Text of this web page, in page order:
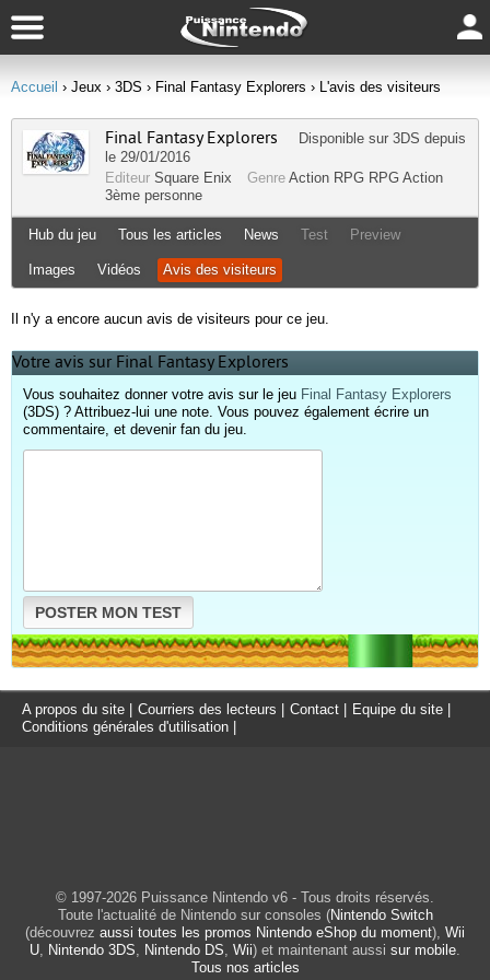
Accueil › Jeux › 3DS › Final Fantasy Explorers › L'avis des visiteurs
Final Fantasy Explorers Disponible sur 3DS depuis
le 29/01/2016
Editeur Square Enix Genre Action RPG RPG Action
3ème personne
Hub du jeu Tous les articles News Test Preview
Images Vidéos Avis des visiteurs
Il n'y a encore aucun avis de visiteurs pour ce jeu.
Votre avis sur Final Fantasy Explorers
Vous souhaitez donner votre avis sur le jeu Final Fantasy Explorers
(3DS) ? Attribuez-lui une note. Vous pouvez également écrire un
commentaire, et devenir fan du jeu.
POSTER MON TEST
A propos du site Courriers des lecteurs Contact Equipe du site
Conditions générales d'utilisation
© 1997-2026 Puissance Nintendo v6 - Tous droits réservés.
Toute l'actualité de Nintendo sur consoles (Nintendo Switch
(découvrez aussi toutes les promos Nintendo eShop du moment), Wii
U, Nintendo 3DS, Nintendo DS, Wii) et maintenant aussi sur mobile.
Tous nos articles